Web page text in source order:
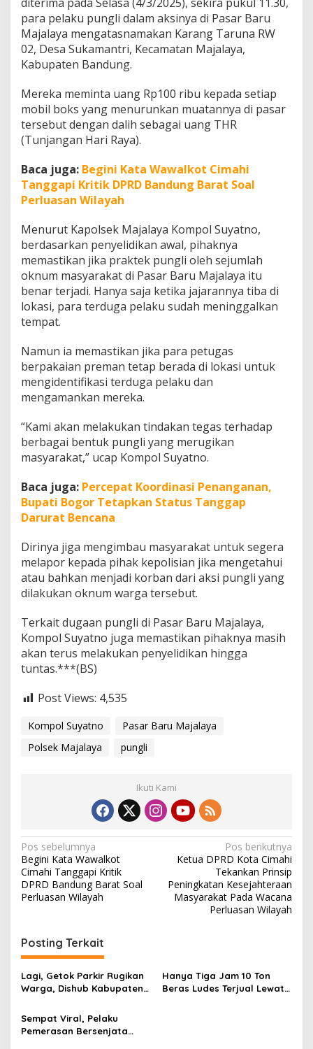
a
s
u
g
n
u
n
i
B
e
a
l
h
T
H
R
a
s
a
r
B
r
u
M
a
j
a
l
a
para pelaku pungli dalam aksinya di Pasar Baru
Majalaya mengatasnamakan Karang Taruna RW
02, Desa Sukamantri, Kecamatan Majalaya,
Kabupaten Bandung.
Mereka meminta uang Rp100 ribu kepada setiap
mobil boks yang menurunkan muatannya di pasar
tersebut dengan dalih sebagai uang THR
(Tunjangan Hari Raya).
Baca juga: Begini Kata Wawalkot Cimahi
Tanggapi Kritik DPRD Bandung Barat Soal
Perluasan Wilayah
Menurut Kapolsek Majalaya Kompol Suyatno,
berdasarkan penyelidikan awal, pihaknya
memastikan jika praktek pungli oleh sejumlah
oknum masyarakat di Pasar Baru Majalaya itu
benar terjadi. Hanya saja ketika jajarannya tiba di
lokasi, para terduga pelaku sudah meninggalkan
tempat.
Namun ia memastikan jika para petugas
berpakaian preman tetap berada di lokasi untuk
mengidentifikasi terduga pelaku dan
mengamankan mereka.
“Kami akan melakukan tindakan tegas terhadap
berbagai bentuk pungli yang merugikan
masyarakat,” ucap Kompol Suyatno.
Baca juga: Percepat Koordinasi Penanganan,
Bupati Bogor Tetapkan Status Tanggap
Darurat Bencana
Dirinya jiga mengimbau masyarakat untuk segera
melapor kepada pihak kepolisian jika mengetahui
atau bahkan menjadi korban dari aksi pungli yang
dilakukan oknum warga tersebut.
Terkait dugaan pungli di Pasar Baru Majalaya,
Kompol Suyatno juga memastikan pihaknya masih
akan terus melakukan penyelidikan hingga
tuntas.***(BS)
Post Views: 4,535
Kompol Suyatno
Pasar Baru Majalaya
Polsek Majalaya
pungli
Ikuti Kami
N
a
v
i
a
s
i
o
Pos sebelumnya
Begini Kata Wawalkot
Cimahi Tanggapi Kritik
DPRD Bandung Barat Soal
Perluasan Wilayah
Pos berikutnya
Ketua DPRD Kota Cimahi
Tekankan Prinsip
Peningkatan Kesejahteraan
Masyarakat Pada Wacana
Perluasan Wilayah
Posting Terkait
Lagi, Getok Parkir Rugikan
Warga, Dishub Kabupaten
Hanya Tiga Jam 10 Ton
Beras Ludes Terjual Lewat
Sempat Viral, Pelaku
Pemerasan Bersenjata